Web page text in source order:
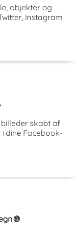
objekter og
Instagram
billeder skabt af
dine Facebook-
🌐